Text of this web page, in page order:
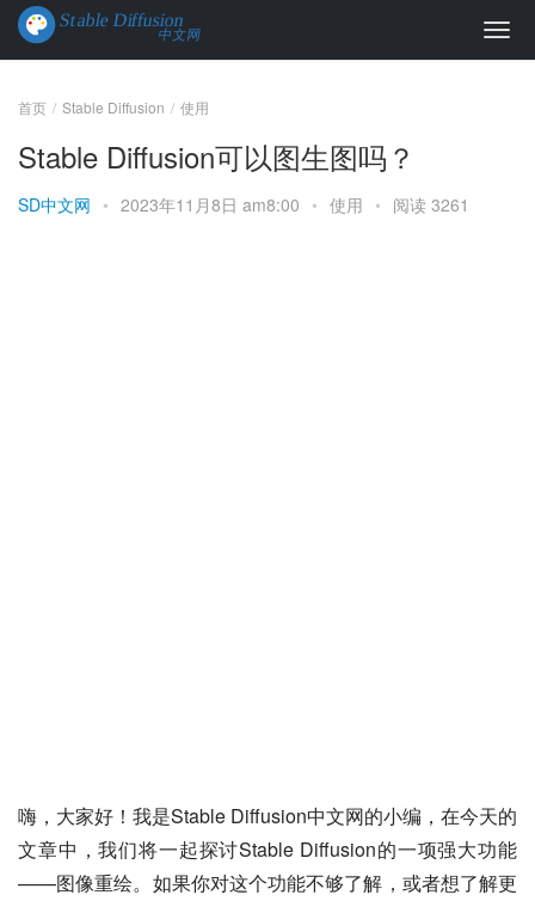
首页 Stable Diffusion 使用
Stable Diffusion可以图生图吗？
SD中文网 • 2023年11月8日 am8:00 • 使用 • 阅读 3261
嗨，大家好！我是Stable Diffusion中文网的小编，在今天的
文章中，我们将一起探讨Stable Diffusion的一项强大功能
——图像重绘。如果你对这个功能不够了解，或者想了解更